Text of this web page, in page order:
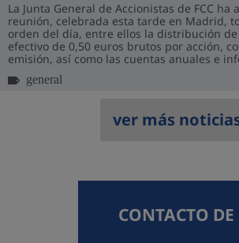
La Junta General de Accionistas de FCC ha
reunión, celebrada esta tarde en Madrid,
orden del día, entre ellos la distribución
efectivo de 0,50 euros brutos por acción,
emisión, así como las cuentas anuales e
correspondientes...
general
ver más
CONTACTO DE